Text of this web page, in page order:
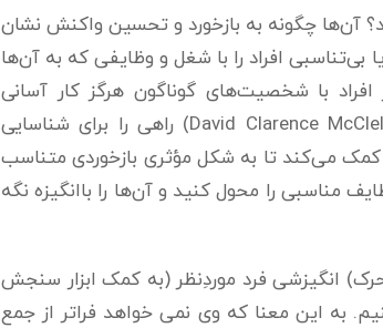
آن‌ها چگونه به بازخورد و تحسین واکنش نشان
افراد را با شغل و وظایفی که به آن‌ها
با شخصیت‌های گوناگون هرگز کار آسانی
نیست. نظریه‌ی انگیزش انسانی دیوید مکللند (David Clarence McClelland) راهی را برای شناسایی
کمک می‌کند تا به شکل مؤثری بازخوردی متناسب
مناسبی را محول کنید و آن‌ها را با‌انگیزه نگه
انگیزشی فرد موردِ‌نظر (به کمک ابزار سنجش
به این معنا که وی نمی خواهد فراتر از جمع